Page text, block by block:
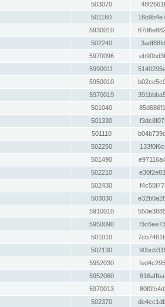
503070
501160
5930010
502240
5970096
5990011
5950010
5970019
501040
501330
501110
502250
501490
502210
502430
503030
5910010
5950090
501010
502130
5952030
5952060
5970013
502370